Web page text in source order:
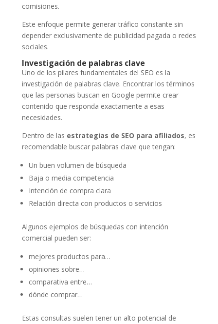
comisiones.
Este enfoque permite generar tráfico constante sin
depender exclusivamente de publicidad pagada o redes
sociales.
Investigación de palabras clave
Uno de los pilares fundamentales del SEO es la
investigación de palabras clave. Encontrar los términos
que las personas buscan en Google permite crear
contenido que responda exactamente a esas
necesidades.
Dentro de las estrategias de SEO para afiliados, es
recomendable buscar palabras clave que tengan:
Un buen volumen de búsqueda
Baja o media competencia
Intención de compra clara
Relación directa con productos o servicios
Algunos ejemplos de búsquedas con intención
comercial pueden ser:
mejores productos para…
opiniones sobre…
comparativa entre…
dónde comprar…
Estas consultas suelen tener un alto potencial de